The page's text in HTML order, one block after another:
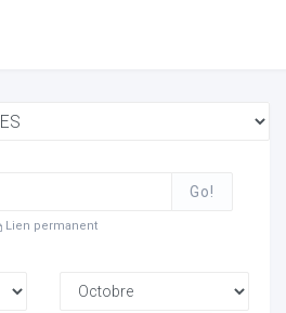
Go!
Lien permanent